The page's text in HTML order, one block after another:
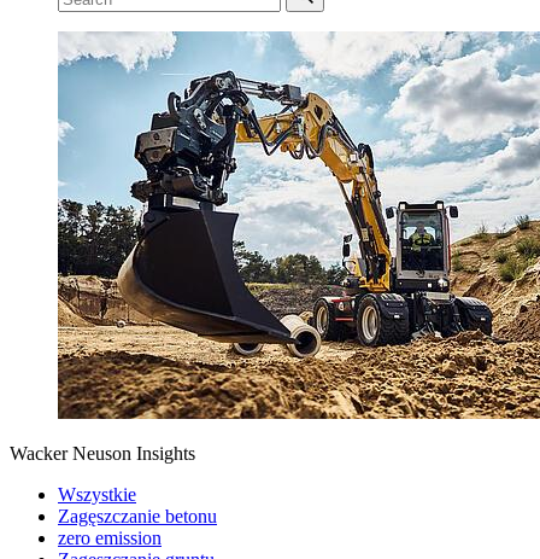
Wacker Neuson Insights
Wszystkie
Zagęszczanie betonu
zero emission